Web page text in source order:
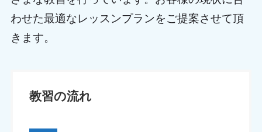
わせた最適なレッスンプランをご提案させて頂
きます。
教習の流れ